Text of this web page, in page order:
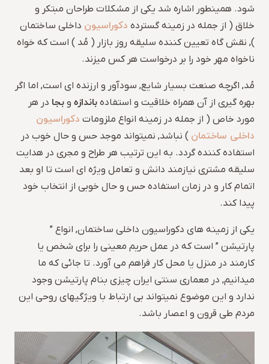
شود. همینطور اشاره شد یکی از مشکلات طراحان مبتکر و
خلاق ( از جمله در زمینه گسترده دکوراسیون داخلی ساختمان
), نقش گاه تعیین کننده سلیقه روز بازار ( مُد ) است که خواه
ناخواه مهر خود را بر درخواست هر کس میزند.
مُد, اگرچه صنعت بسیار شایع, سودآور و ارزنده ای است, اما اگر
بهره گیری از آن همراه خلاقیت و استفاده باندازه و بجا در هر
مورد خاص ( از جمله در زمینه انواع ملزومات دکوراسیون
داخلی ساختمان ) نباشد, نمیتواند موجد حس و حال خوب در
استفاده کننده گردد. به این ترتیب هر طراح و مجری در هدایت
سلیقه مشتری نیازمند دانش و تعامل ویژه ای است تا او بعد
اتمام کار و در زمان استفاده حس و حال خوبی از انتخاب خود
پیدا کند.
یکی از زمینه های دکوراسیون داخلی ساختمان, انواع ”
پارتیشن ” است که در عمل حریم معینی را برای شخص یا
کارمند در منزل یا محل کار فراهم می آورد. تا جائی که ما
میدانیم, در معماری سنتی ایران چیزی بنام پارتیشن وجود
ندارد و این موضوع نمیتواند بی ارتباط با ویژگیهای روحی این
مردم طی قرون و اعصار باشد.